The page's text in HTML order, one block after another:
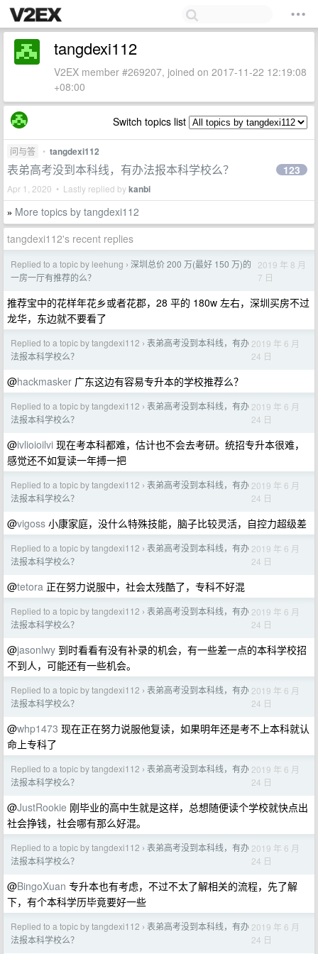
tangdexi112
V2EX member #269207, joined on 2017-11-22 12:19:08
+08:00
Switch topics list
问与答 • tangdexi112
表弟高考没到本科线，有办法报本科学校么？
Apr 1, 2020 • Lastly replied bykanbi
123
» More topics by tangdexi112
tangdexi112's recent replies
Replied to a topic by leehung › 深圳总价 200 万(最好 150 万)的
一房一厅有推荐的么？
2019 年 8 月
7 日
推荐宝中的花样年花乡或者花郡，28 平的 180w 左右，深圳买房不过
龙华，东边就不要看了
Replied to a topic by tangdexi112 › 表弟高考没到本科线，有办
法报本科学校么？
2019 年 6 月
24 日
@hackmasker 广东这边有容易专升本的学校推荐么？
Replied to a topic by tangdexi112 › 表弟高考没到本科线，有办
法报本科学校么？
2019 年 6 月
24 日
@ivlioioilvi 现在考本科都难，估计也不会去考研。统招专升本很难，
感觉还不如复读一年搏一把
Replied to a topic by tangdexi112 › 表弟高考没到本科线，有办
法报本科学校么？
2019 年 6 月
24 日
@vigoss 小康家庭，没什么特殊技能，脑子比较灵活，自控力超级差
Replied to a topic by tangdexi112 › 表弟高考没到本科线，有办
法报本科学校么？
2019 年 6 月
24 日
@tetora 正在努力说服中，社会太残酷了，专科不好混
Replied to a topic by tangdexi112 › 表弟高考没到本科线，有办
法报本科学校么？
2019 年 6 月
24 日
@jasonlwy 到时看看有没有补录的机会，有一些差一点的本科学校招
不到人，可能还有一些机会。
Replied to a topic by tangdexi112 › 表弟高考没到本科线，有办
法报本科学校么？
2019 年 6 月
24 日
@whp1473 现在正在努力说服他复读，如果明年还是考不上本科就认
命上专科了
Replied to a topic by tangdexi112 › 表弟高考没到本科线，有办
法报本科学校么？
2019 年 6 月
24 日
@JustRookie 刚毕业的高中生就是这样，总想随便读个学校就快点出
社会挣钱，社会哪有那么好混。
Replied to a topic by tangdexi112 › 表弟高考没到本科线，有办
法报本科学校么？
2019 年 6 月
24 日
@BingoXuan 专升本也有考虑，不过不太了解相关的流程，先了解
下，有个本科学历毕竟要好一些
Replied to a topic by tangdexi112 › 表弟高考没到本科线，有办
法报本科学校么？
2019 年 6 月
24 日